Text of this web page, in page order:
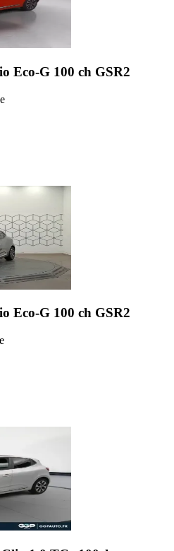
Eco-G 100 ch GSR2
Eco-G 100 ch GSR2